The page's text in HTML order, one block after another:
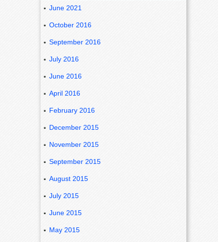
June 2021
October 2016
September 2016
July 2016
June 2016
April 2016
February 2016
December 2015
November 2015
September 2015
August 2015
July 2015
June 2015
May 2015